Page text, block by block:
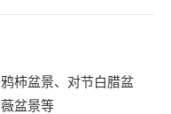
柿盆景、对节白腊盆
盆景等